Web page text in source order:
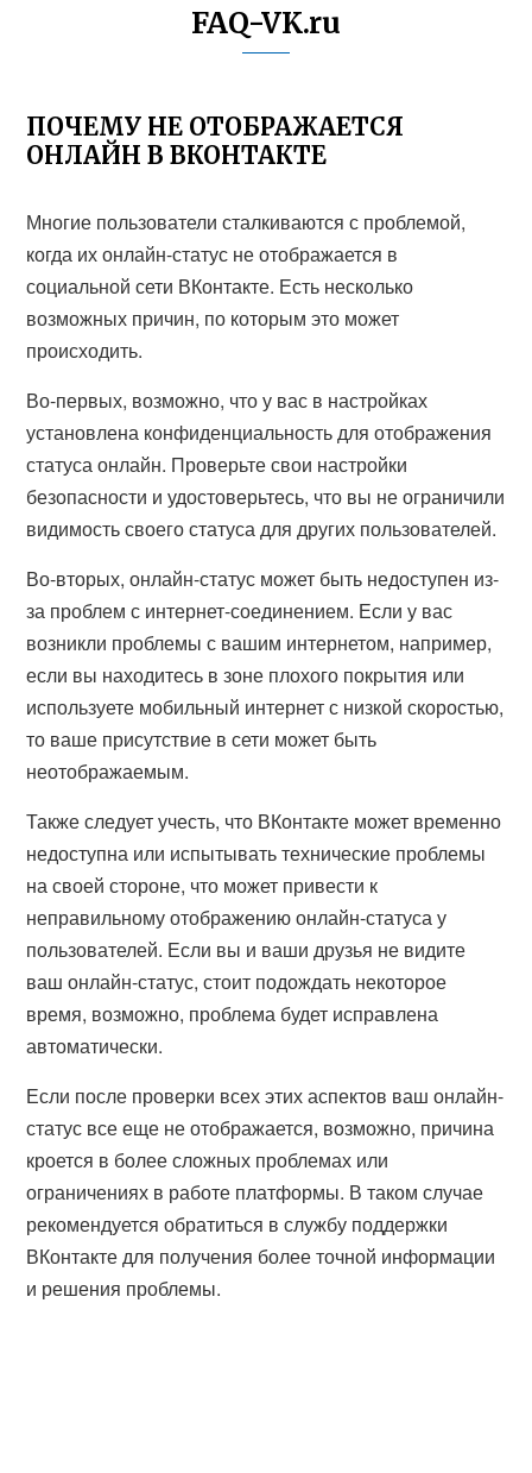
FAQ-VK.ru
ПОЧЕМУ НЕ ОТОБРАЖАЕТСЯ
ОНЛАЙН В ВКОНТАКТЕ
Многие пользователи сталкиваются с проблемой,
когда их онлайн-статус не отображается в
социальной сети ВКонтакте. Есть несколько
возможных причин, по которым это может
происходить.
Во-первых, возможно, что у вас в настройках
установлена конфиденциальность для отображения
статуса онлайн. Проверьте свои настройки
безопасности и удостоверьтесь, что вы не ограничили
видимость своего статуса для других пользователей.
Во-вторых, онлайн-статус может быть недоступен из-
за проблем с интернет-соединением. Если у вас
возникли проблемы с вашим интернетом, например,
если вы находитесь в зоне плохого покрытия или
используете мобильный интернет с низкой скоростью,
то ваше присутствие в сети может быть
неотображаемым.
Также следует учесть, что ВКонтакте может временно
недоступна или испытывать технические проблемы
на своей стороне, что может привести к
неправильному отображению онлайн-статуса у
пользователей. Если вы и ваши друзья не видите
ваш онлайн-статус, стоит подождать некоторое
время, возможно, проблема будет исправлена
автоматически.
Если после проверки всех этих аспектов ваш онлайн-
статус все еще не отображается, возможно, причина
кроется в более сложных проблемах или
ограничениях в работе платформы. В таком случае
рекомендуется обратиться в службу поддержки
ВКонтакте для получения более точной информации
и решения проблемы.